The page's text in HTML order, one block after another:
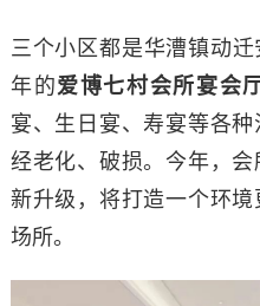
三个小区都是华漕镇动
年的爱博七村会所宴会
宴、生日宴、寿宴等各
经老化、破损。今年，
新升级，将打造一个环
场所。